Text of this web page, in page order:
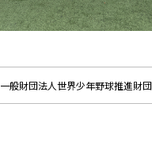
一般財団法人世界少年野球推進財団